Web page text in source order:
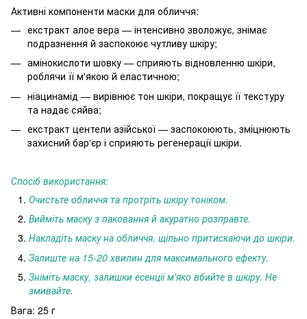
Активні компоненти маски для обличчя:
екстракт алое вера — інтенсивно зволожує, знімає
подразнення й заспокоює чутливу шкіру;
амінокислоти шовку — сприяють відновленню шкіри,
роблячи її м'якою й еластичною;
ніацинамід — вирівнює тон шкіри, покращує її текстуру
та надає сяйва;
екстракт центели азійської — заспокоюють, зміцнюють
захисний бар'єр і сприяють регенерації шкіри.
Спосіб використання:
Очистьте обличчя та протріть шкіру тоніком.
Вийміть маску з паковання й акуратно розправте.
Накладіть маску на обличчя, щільно притискаючи до шкіри.
Залиште на 15-20 хвилин для максимального ефекту.
Зніміть маску, залишки есенції м'яко вбийте в шкіру. Не
змивайте.
Вага: 25 г